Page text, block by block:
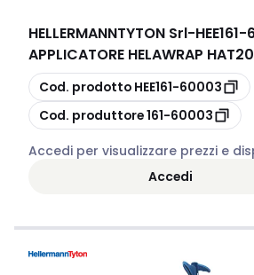
HELLERMANNTYTON Srl-
APPLICATORE HELAWRAP
copia
Cod. prodotto HEE161-60003
copia
Cod. produttore161-60003
Accedi per visualizzare prezzi e
Accedi